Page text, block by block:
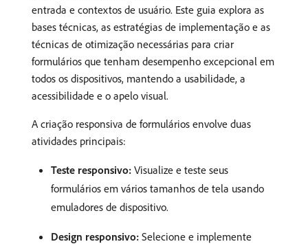
entrada e contextos de usuário. Este guia explora as
bases técnicas, as estratégias de implementação e as
técnicas de otimização necessárias para criar
formulários que tenham desempenho excepcional em
todos os dispositivos, mantendo a usabilidade, a
acessibilidade e o apelo visual.
A criação responsiva de formulários envolve duas
atividades principais:
Teste responsivo: Visualize e teste seus
formulários em vários tamanhos de tela usando
emuladores de dispositivo.
Design responsivo: Selecione e implemente